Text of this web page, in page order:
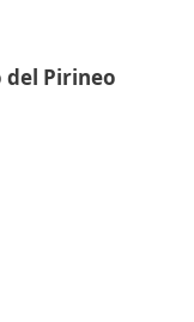
del Pirineo